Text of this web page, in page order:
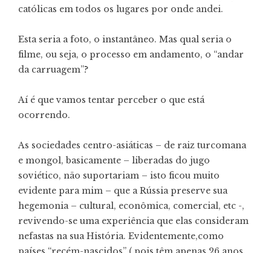
católicas em todos os lugares por onde andei.
Esta seria a foto, o instantâneo. Mas qual seria o
filme, ou seja, o processo em andamento, o “andar
da carruagem”?
Aí é que vamos tentar perceber o que está
ocorrendo.
As sociedades centro-asiáticas – de raiz turcomana
e mongol, basicamente – liberadas do jugo
soviético, não suportariam – isto ficou muito
evidente para mim – que a Rússia preserve sua
hegemonia – cultural, econômica, comercial, etc -,
revivendo-se uma experiência que elas consideram
nefastas na sua História. Evidentemente,como